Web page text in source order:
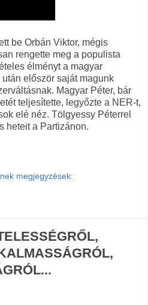
be Orbán Viktor, mégis
rengette meg a populista
élményt a magyar
először saját magunk
Magyar Péter, bár
teljesítette, legyőzte a NER-t,
elé néz. Tölgyessy Péterrel
heteit a Partizánon.
megjegyzések: